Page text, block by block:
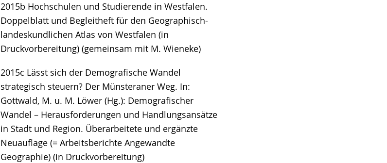
2015b Hochschulen und Studierende in Westfalen.
Doppelblatt und Begleitheft für den Geographisch-
landeskundlichen Atlas von Westfalen (in
Druckvorbereitung) (gemeinsam mit M. Wieneke)
2015c Lässt sich der Demografische Wandel
strategisch steuern? Der Münsteraner Weg. In:
Gottwald, M. u. M. Löwer (Hg.): Demografischer
Wandel – Herausforderungen und Handlungsansätze
in Stadt und Region. Überarbeitete und ergänzte
Neuauflage (= Arbeitsberichte Angewandte
Geographie) (in Druckvorbereitung)